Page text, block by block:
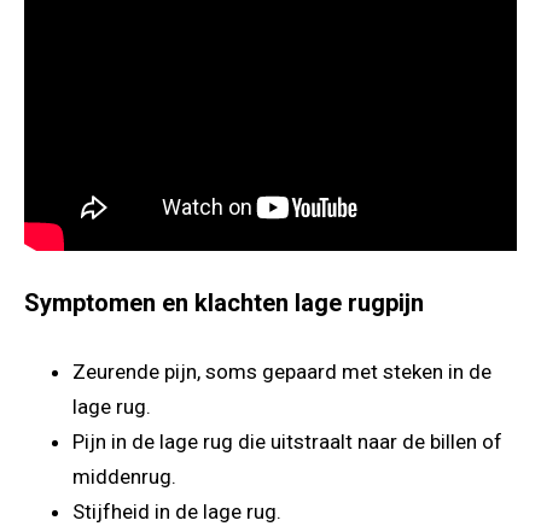
Symptomen en klachten lage rugpijn
Zeurende pijn, soms gepaard met steken in de
lage rug.
Pijn in de lage rug die uitstraalt naar de billen of
middenrug.
Stijfheid in de lage rug.